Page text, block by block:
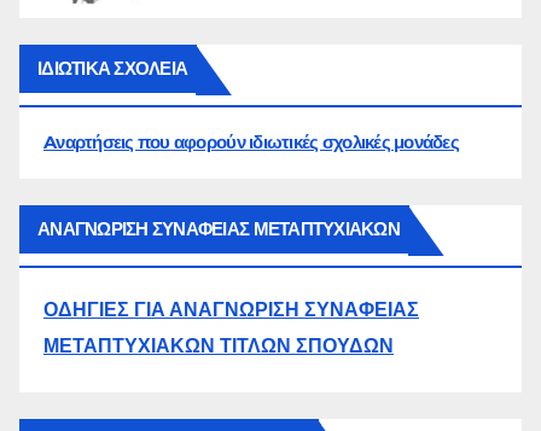
ΙΔΙΩΤΙΚΑ ΣΧΟΛΕΙΑ
Aναρτήσεις που αφορούν ιδιωτικές σχολικές μονάδες
ΑΝΑΓΝΩΡΙΣΗ ΣΥΝΑΦΕΙΑΣ ΜΕΤΑΠΤΥΧΙΑΚΩΝ
ΟΔΗΓΙΕΣ ΓΙΑ ΑΝΑΓΝΩΡΙΣΗ ΣΥΝΑΦΕΙΑΣ
ΜΕΤΑΠΤΥΧΙΑΚΩΝ ΤΙΤΛΩΝ ΣΠΟΥΔΩΝ